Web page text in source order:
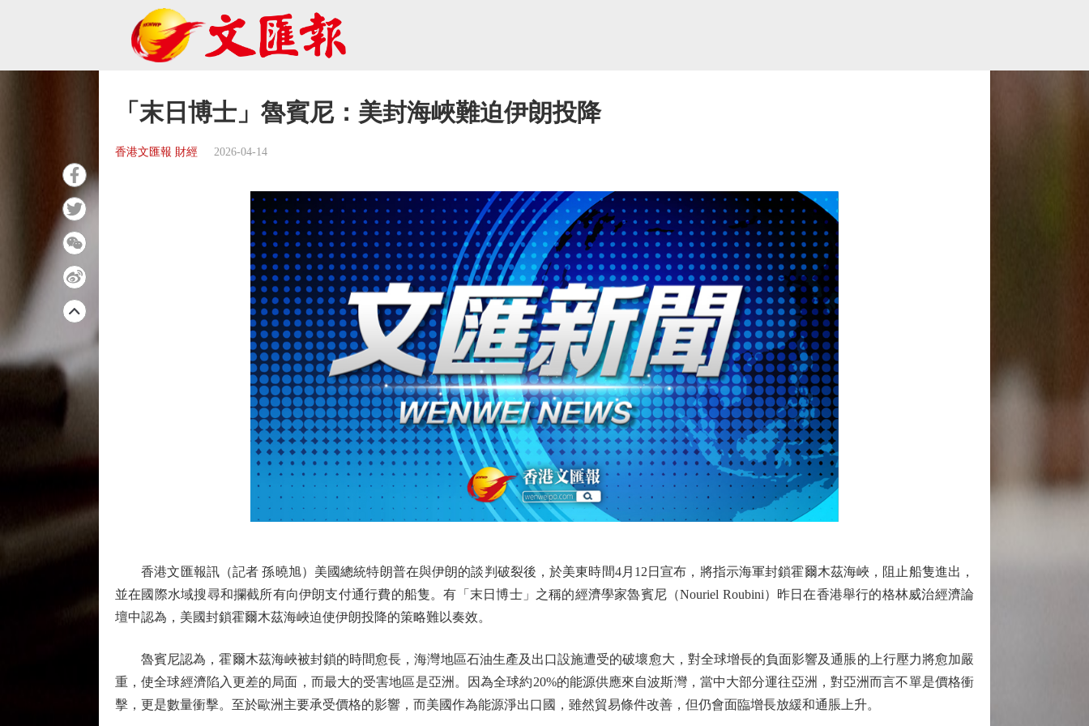
「末日博士」魯賓尼：美封海峽難迫伊朗投降
香港文匯報 財經 2026-04-14
香港文匯報訊（記者 孫曉旭）美國總統特朗普在與伊朗的談判破裂後，於美東時間4月12日宣布，將指示海軍封鎖霍爾木茲海峽，阻止船隻進出，
並在國際水域搜尋和攔截所有向伊朗支付通行費的船隻。有「末日博士」之稱的經濟學家魯賓尼（Nouriel Roubini）昨日在香港舉行的格林威治經濟論
壇中認為，美國封鎖霍爾木茲海峽迫使伊朗投降的策略難以奏效。
魯賓尼認為，霍爾木茲海峽被封鎖的時間愈長，海灣地區石油生產及出口設施遭受的破壞愈大，對全球增長的負面影響及通脹的上行壓力將愈加嚴
重，使全球經濟陷入更差的局面，而最大的受害地區是亞洲。因為全球約20%的能源供應來自波斯灣，當中大部分運往亞洲，對亞洲而言不單是價格衝
擊，更是數量衝擊。至於歐洲主要承受價格的影響，而美國作為能源淨出口國，雖然貿易條件改善，但仍會面臨增長放緩和通脹上升。